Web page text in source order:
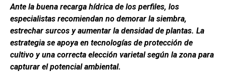
b
o
o
k
s
A
p
p
dI
n
p
ar
tir
Ante la buena recarga hídrica de los perfiles, los
especialistas recomiendan no demorar la siembra,
estrechar surcos y aumentar la densidad de plantas. La
estrategia se apoya en tecnologías de protección de
cultivo y una correcta elección varietal según la zona para
capturar el potencial ambiental.